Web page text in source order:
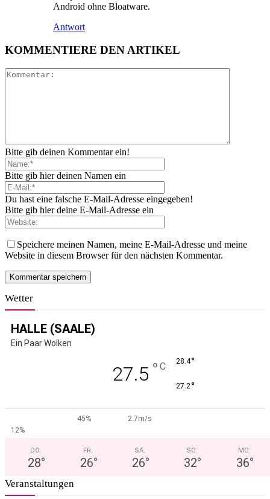
Android ohne Bloatware.
Antwort
KOMMENTIERE DEN ARTIKEL
Bitte gib deinen Kommentar ein!
Bitte gib hier deinen Namen ein
Du hast eine falsche E-Mail-Adresse eingegeben!
Bitte gib hier deine E-Mail-Adresse ein
Speichere meinen Namen, meine E-Mail-Adresse und meine
Website in diesem Browser für den nächsten Kommentar.
Wetter
HALLE (SAALE)
Ein Paar Wolken
27.5 ° C 28.4°
27.2°
45%
2.7m/s
12%
DO.
28°
FR.
26°
SA.
26°
SO.
32°
MO.
36°
Veranstaltungen